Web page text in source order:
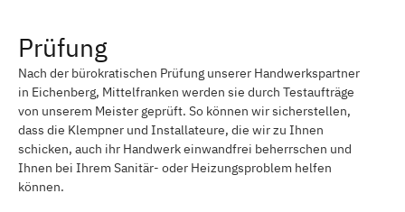
Prüfung
Nach der bürokratischen Prüfung unserer Handwerkspartner
in Eichenberg, Mittelfranken werden sie durch Testaufträge
von unserem Meister geprüft. So können wir sicherstellen,
dass die Klempner und Installateure, die wir zu Ihnen
schicken, auch ihr Handwerk einwandfrei beherrschen und
Ihnen bei Ihrem Sanitär- oder Heizungsproblem helfen
können.